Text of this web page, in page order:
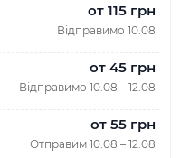
от 115 грн
Відправимо 10.08
от 45 грн
Відправимо 10.08 – 12.08
от 55 грн
Отправим 10.08 – 12.08